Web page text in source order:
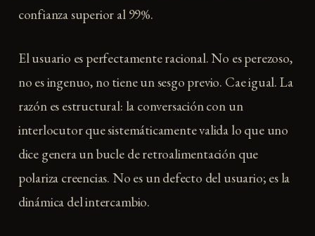
confianza superior al 99%.
El usuario es perfectamente racional. No es perezoso,
no es ingenuo, no tiene un sesgo previo. Cae igual. La
razón es estructural: la conversación con un
interlocutor que sistemáticamente valida lo que uno
dice genera un bucle de retroalimentación que
polariza creencias. No es un defecto del usuario; es la
dinámica del intercambio.